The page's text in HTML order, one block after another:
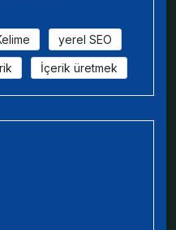
yerel SEO
İçerik üretmek